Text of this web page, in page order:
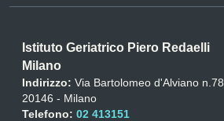
Istituto Geriatrico Piero Redaelli
Milano
Indirizzo: Via Bartolomeo d'Alviano n.78
20146 - Milano
Telefono: 02 413151